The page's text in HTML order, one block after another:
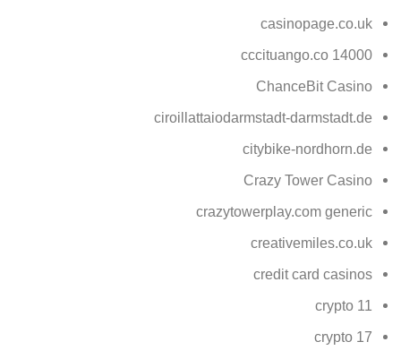
casinopage.co.uk
cccituango.co 14000
ChanceBit Casino
ciroillattaiodarmstadt-darmstadt.de
citybike-nordhorn.de
Crazy Tower Сasino
crazytowerplay.com generic
creativemiles.co.uk
credit card casinos
crypto 11
crypto 17